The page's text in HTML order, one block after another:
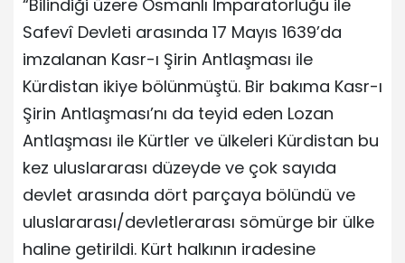
“Bilindiği üzere Osmanlı İmparatorluğu ile
Safevî Devleti arasında 17 Mayıs 1639’da
imzalanan Kasr-ı Şirin Antlaşması ile
Kürdistan ikiye bölünmüştü. Bir bakıma Kasr-ı
Şirin Antlaşması’nı da teyid eden Lozan
Antlaşması ile Kürtler ve ülkeleri Kürdistan bu
kez uluslararası düzeyde ve çok sayıda
devlet arasında dört parçaya bölündü ve
uluslararası/devletlerarası sömürge bir ülke
haline getirildi. Kürt halkının iradesine